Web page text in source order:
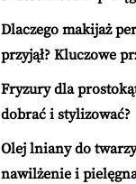
Dlaczego makijaż
przyjął? Kluczowe
Fryzury dla
dobrać i stylizować?
Olej lniany do
nawilżenie i